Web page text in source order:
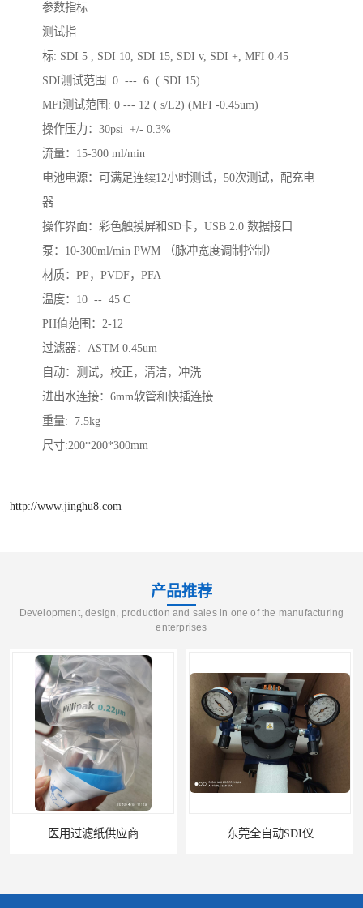
参数指标
测试指
标: SDI 5 , SDI 10, SDI 15, SDI v, SDI +, MFI 0.45
SDI测试范围: 0 --- 6 ( SDI 15)
MFI测试范围: 0 --- 12 ( s/L2) (MFI -0.45um)
操作压力：30psi +/- 0.3%
流量：15-300 ml/min
电池电源：可满足连续12小时测试，50次测试，配充电
器
操作界面：彩色触摸屏和SD卡，USB 2.0 数据接口
泵：10-300ml/min PWM （脉冲宽度调制控制）
材质：PP，PVDF，PFA
温度：10 -- 45 C
PH值范围：2-12
过滤器：ASTM 0.45um
自动：测试，校正，清洁，冲洗
进出水连接：6mm软管和快插连接
重量: 7.5kg
尺寸:200*200*300mm
http://www.jinghu8.com
产品推荐
Development, design, production and sales in one of the manufacturing
enterprises
医用过滤纸供应商 东莞全自动SDI仪